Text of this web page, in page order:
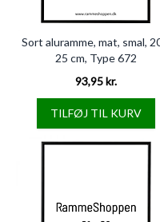
Sort aluramme, mat, smal,
25 cm, Type 672
93,95 kr.
TILFØJ TIL KURV